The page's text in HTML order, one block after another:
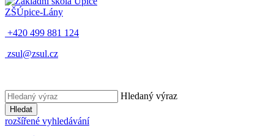
ZŠÚpice-Lány
+420 499 881 124
zsul@zsul.cz
Hledaný výraz
Hledat
rozšířené vyhledávání